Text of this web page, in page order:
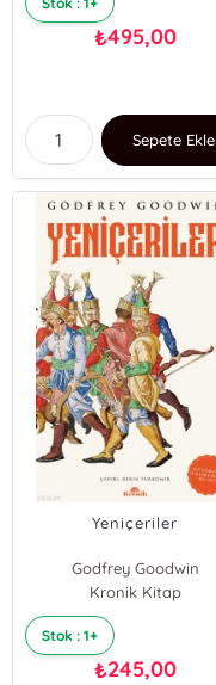
₺495,00
Sepete Ekle
Yeniçeriler
Godfrey Goodwin
Kronik Kitap
Stok : 1+
₺245,00